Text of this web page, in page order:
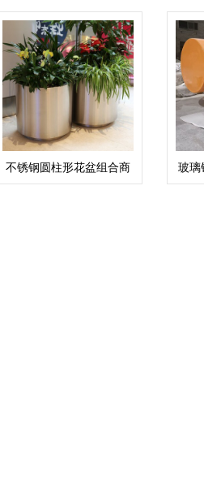
不锈钢圆柱形花盆组合商
场酒店花钵
玻璃